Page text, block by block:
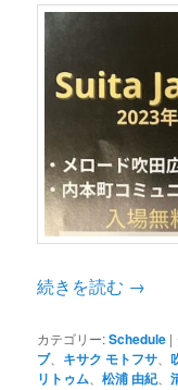
ン
ツ
移
ツ
へ
動
続きを読む →
カテゴリー:Schedule |
ブ、 キサク モトフサ 、
リトゥム 、松浦 由紀、